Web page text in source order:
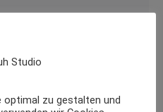
optimal zu gestalten und